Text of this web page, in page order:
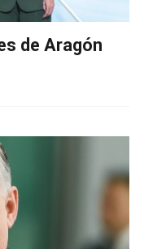
de Aragón